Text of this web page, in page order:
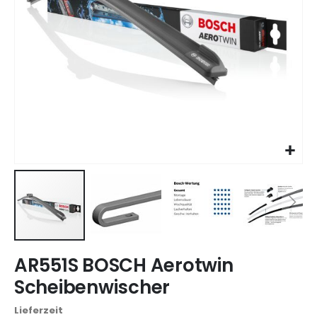
Anfang
der
Bildgalerie
springen
AR551S BOSCH Aerotwin
Scheibenwischer
Lieferzeit